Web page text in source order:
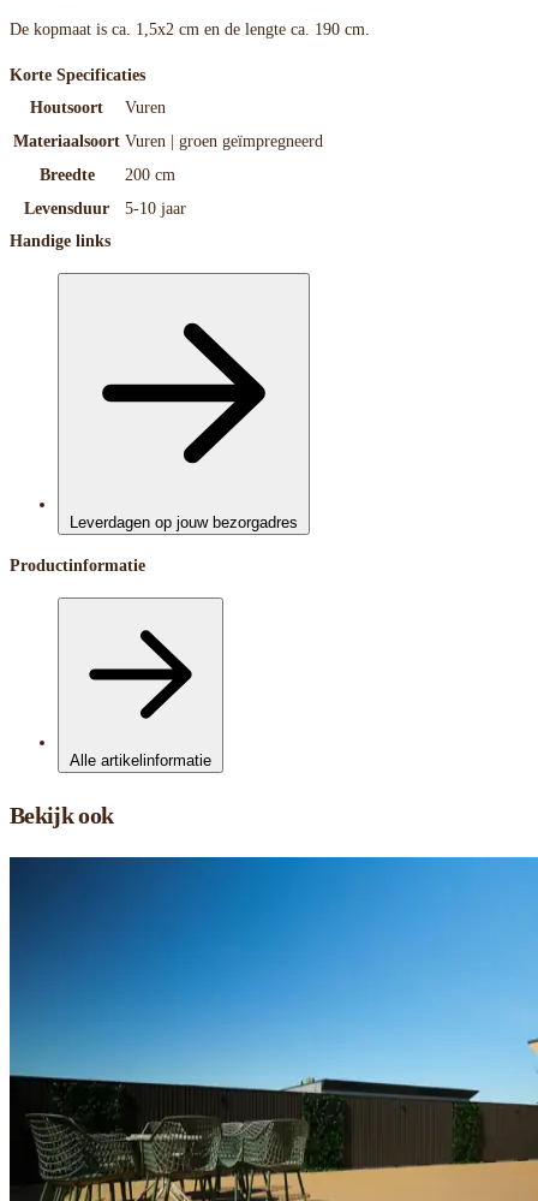
De kopmaat is ca. 1,5x2 cm en de lengte ca. 190 cm.
Korte Specificaties
Houtsoort
Vuren
Materiaalsoort Vuren | groen geïmpregneerd
Breedte
200 cm
Levensduur
5-10 jaar
Handige links
Leverdagen op jouw bezorgadres
Productinformatie
Alle artikelinformatie
Bekijk ook